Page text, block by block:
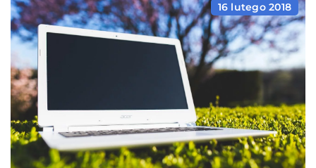
16 lutego 2018